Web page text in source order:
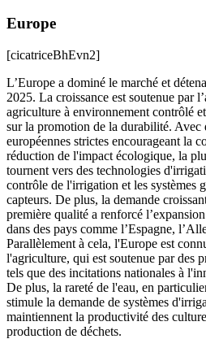
Europe
[cicatriceBhEvn2]
L’Europe a dominé le marché et
2025. La croissance est soutenue par
agriculture à environnement contrôlé
sur la promotion de la durabilité. Avec
européennes strictes encourageant la
réduction de l'impact écologique, la
tournent vers des technologies
contrôle de l'irrigation et les systèmes
capteurs. De plus, la demande
première qualité a renforcé
dans des pays comme l’Espagne,
Parallèlement à cela, l'Europe est
l'agriculture, qui est soutenue par des
tels que des incitations nationales à
De plus, la rareté de l'eau, en
stimule la demande de systèmes
maintiennent la productivité des
production de déchets.